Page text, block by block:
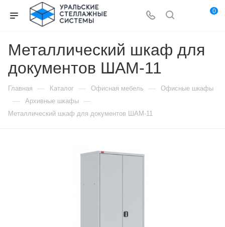
0
Металлический шкаф для
документов ШАМ-11
Главная — Каталог — Офисная мебель — Офисные шкафы
— Архивные шкафы —
Металлический шкаф для документов ШАМ-11